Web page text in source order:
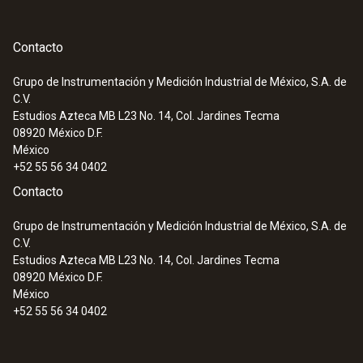
Contacto
Grupo de Instrumentación y Medición Industrial de México, S.A. de
C.V.
Estudios Azteca MB L23 No. 14, Col. Jardines Tecma
08920 México D.F.
México
+52 55 56 34 0402
Contacto
Grupo de Instrumentación y Medición Industrial de México, S.A. de
C.V.
Estudios Azteca MB L23 No. 14, Col. Jardines Tecma
08920 México D.F.
México
+52 55 56 34 0402